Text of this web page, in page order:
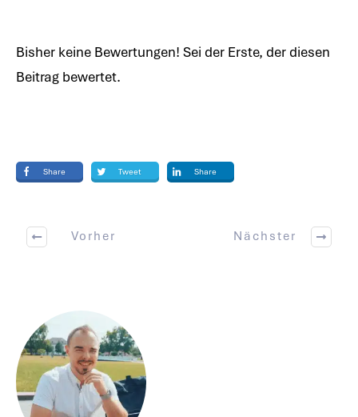
Bisher keine Bewertungen! Sei der Erste, der diesen
Beitrag bewertet.
Share Tweet Share
Vorher Nächster